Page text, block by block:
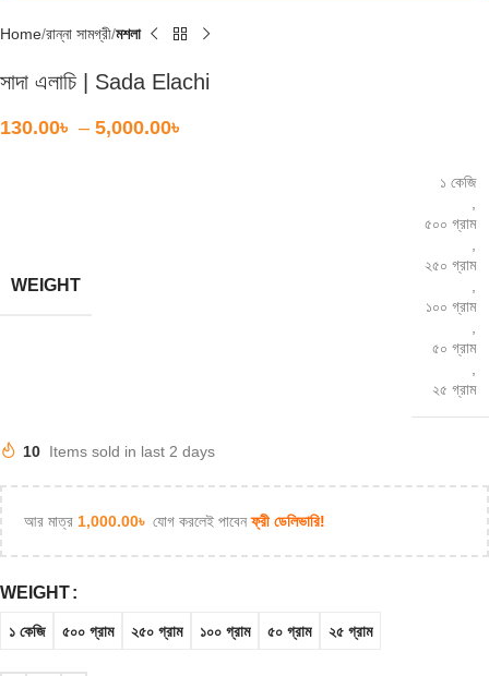
Home রান্না সামগ্রী মশলা
সাদা এলাচি | Sada Elachi
130.00৳ – 5,000.00৳
WEIGHT
১ কেজি
৫০০ গ্রাম
২৫০ গ্রাম
১০০ গ্রাম
৫০ গ্রাম
২৫ গ্রাম
10 Items sold in last 2 days
আর মাত্র 1,000.00৳ যোগ করলেই পাবেনফ্রী ডেলিভারি!
WEIGHT
১ কেজি ৫০০ গ্রাম ২৫০ গ্রাম ১০০ গ্রাম ৫০ গ্রাম ২৫ গ্রাম